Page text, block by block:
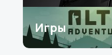
Игры